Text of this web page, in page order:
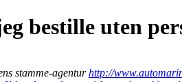
bestille uten
stamme-agenturhttp://